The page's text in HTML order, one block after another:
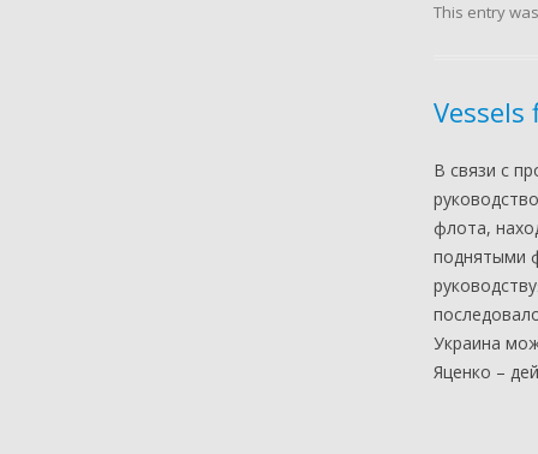
This entry
В связи с
флота,
поднятыми
Украина
Яценко –